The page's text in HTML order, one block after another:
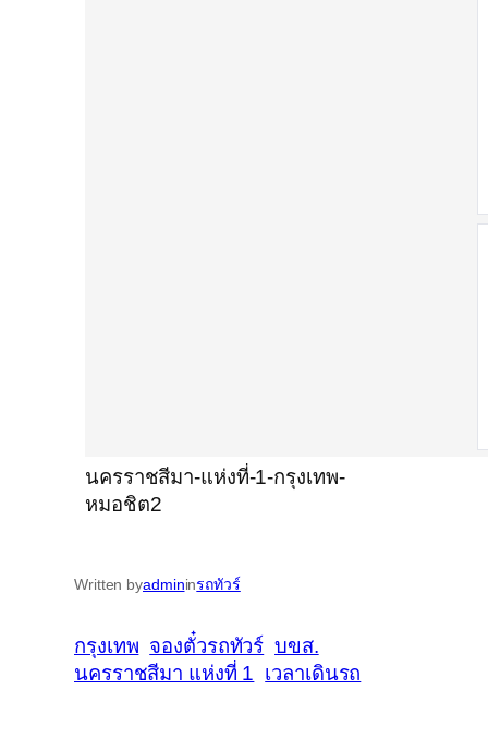
นครราชสีมา-แห่งที่-1-กรุงเทพ-
หมอชิต2
Written byadmininรถทัวร์
กรุงเทพ จองตั๋วรถทัวร์ บขส.
นครราชสีมา แห่งที่ 1 เวลาเดินรถ